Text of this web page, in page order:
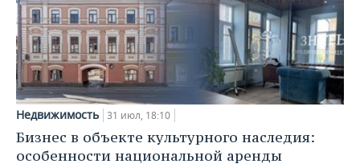
Недвижимость 31 июл, 18:10
Бизнес в объекте культурного наследия:
особенности национальной аренды